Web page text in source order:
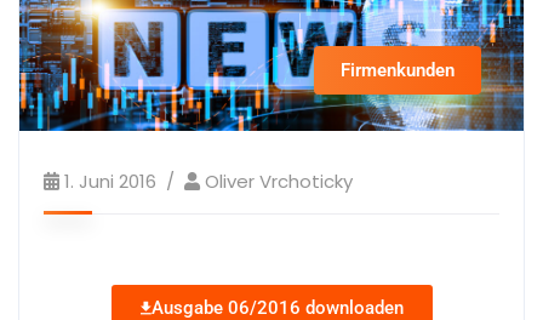
Firmenkunden
1. Juni 2016 Oliver Vrchoticky
Ausgabe 06/2016 downloaden